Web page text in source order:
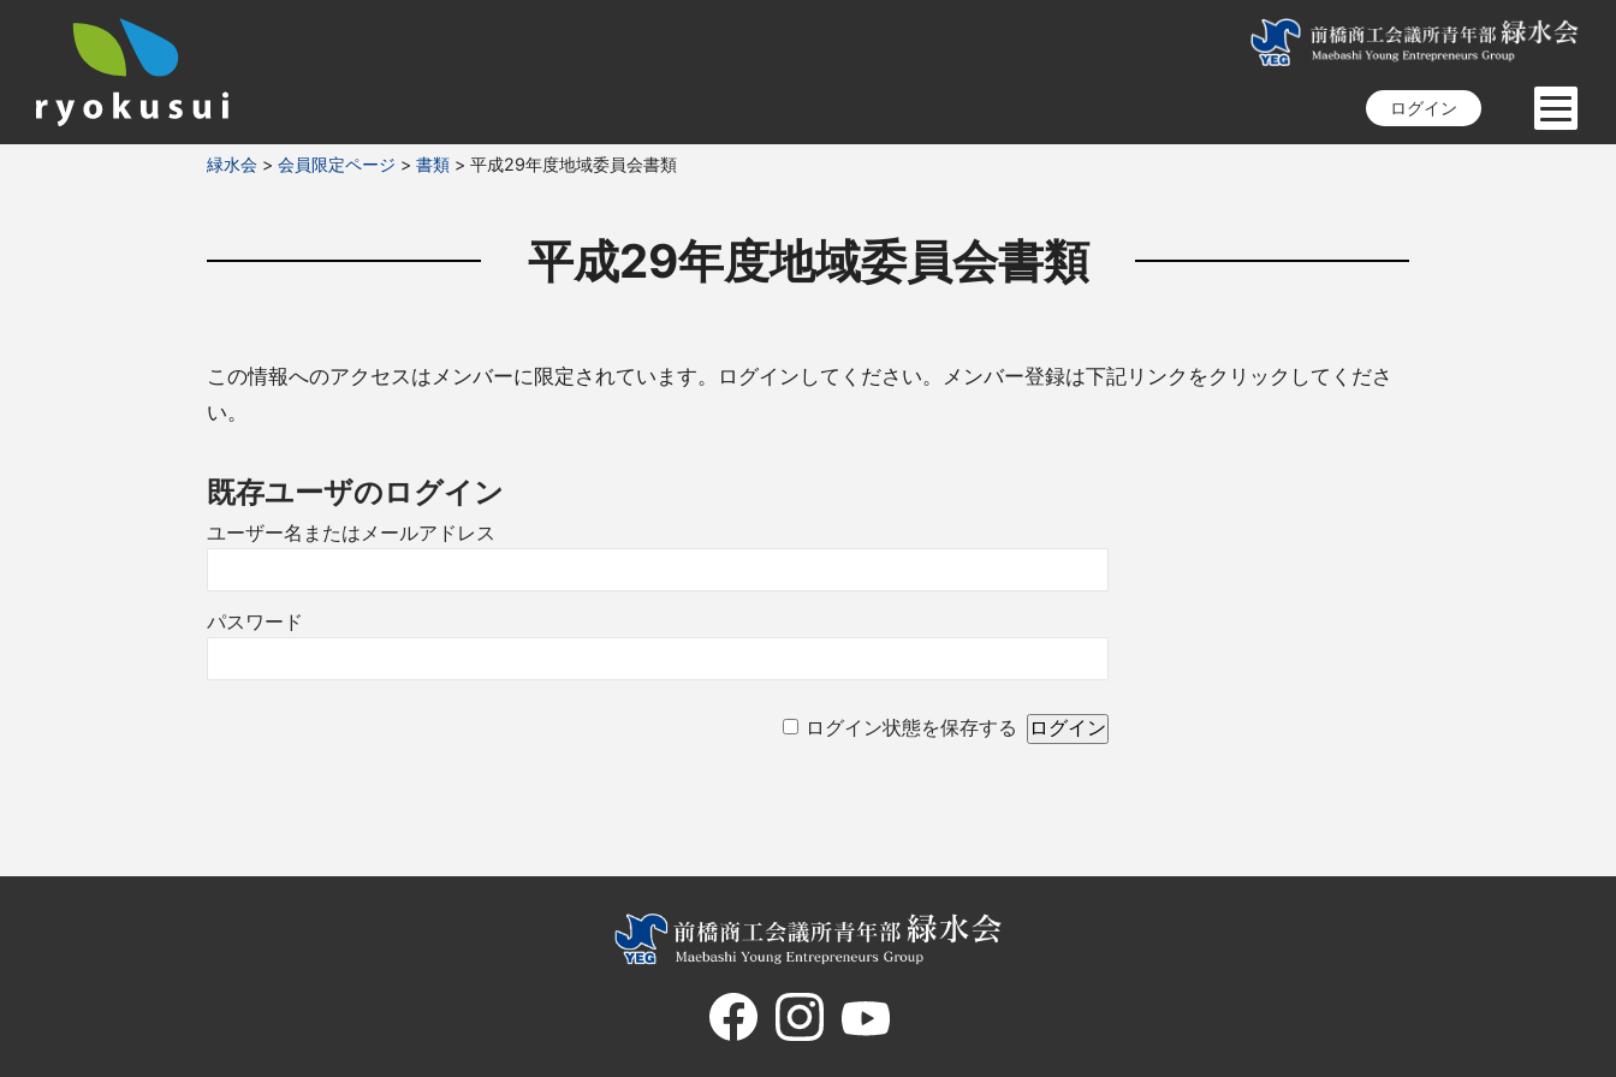
ログイン
緑水会 > 会員限定ページ > 書類 > 平成29年度地域委員会書類
平成29年度地域委員会書類
この情報へのアクセスはメンバーに限定されています。ログインしてください。メンバー登録は下記リンクをクリックしてくださ
い。
既存ユーザのログイン
ユーザー名またはメールアドレス
パスワード
ログイン状態を保存する